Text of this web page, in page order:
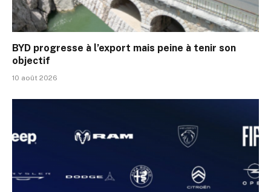
BYD progresse à l’export mais peine à tenir son
objectif
10 août 2026